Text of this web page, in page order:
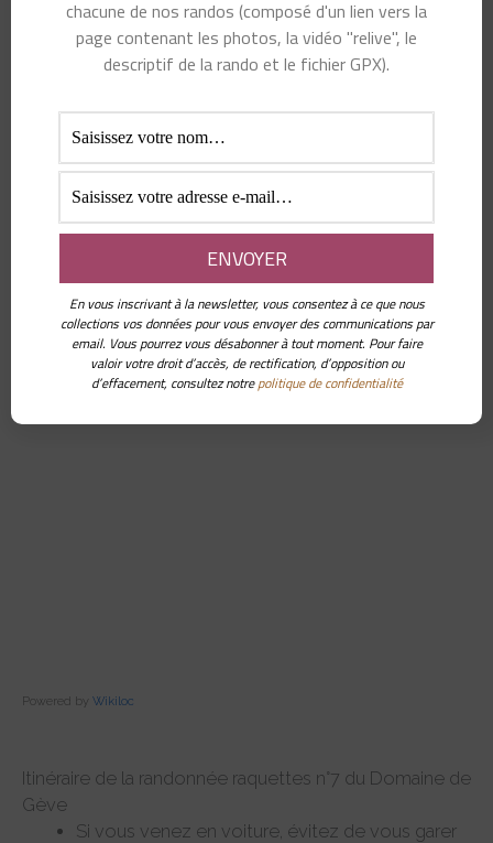
La randonnée sur carte IGN, crédit :
Carte et courbe de dénivelé
Powered by Wikiloc
Itinéraire de la randonnée raquettes n°7 du Domaine de
Gève
Si vous venez en voiture, évitez de vous garer
chacune de nos randos (composé d'un lien vers la
page contenant les photos, la vidéo "relive", le
descriptif de la rando et le fichier GPX).
En vous inscrivant à la newsletter, vous consentez à ce que nous
collections vos données pour vous envoyer des communications par
email. Vous pourrez vous désabonner à tout moment. Pour faire
valoir votre droit d’accès, de rectification, d’opposition ou
d’effacement, consultez notrepolitique de confidentialité